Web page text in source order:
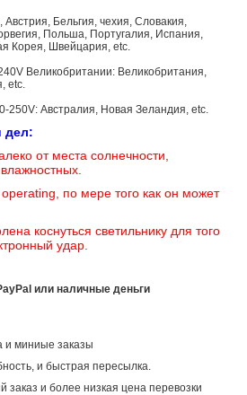
Бельгия, чехия, Словакия,
Польша, Португалия, Испания,
Корея, Швейцария, etc.
Великобритании: Великобритания,
etc.
250V: Австралия, Новая Зеландия, etc.
дел:
от места солнечности,
по мере того как он может
коснуться светильнику для того
удар.
или наличные деньги
и миниые заказы
и быстрая пересылка.
и более низкая цена перевозки